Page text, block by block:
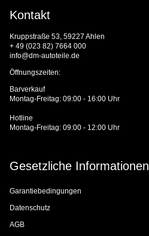
Kontakt
Kruppstraße 53, 59227 Ahlen
+ 49 (023 82) 7664 000
info@dm-autoteile.de
Öffnungszeiten:
Barverkauf
Montag-Freitag: 09:00 - 16:00 Uhr
Hotline
Montag-Freitag: 09:00 - 12:00 Uhr
Gesetzliche Informationen
Garantiebedingungen
Datenschutz
AGB